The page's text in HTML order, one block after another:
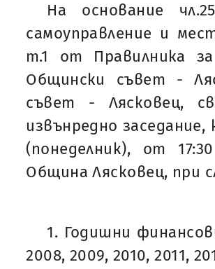
На основание
самоуправление и
т.1 от Правилника
Общински съвет -
съвет - Лясковец,
извънредно заседание,
(понеделник), от
Община Лясковец, при
1. Годишни
2008, 2009, 2010, 2011,